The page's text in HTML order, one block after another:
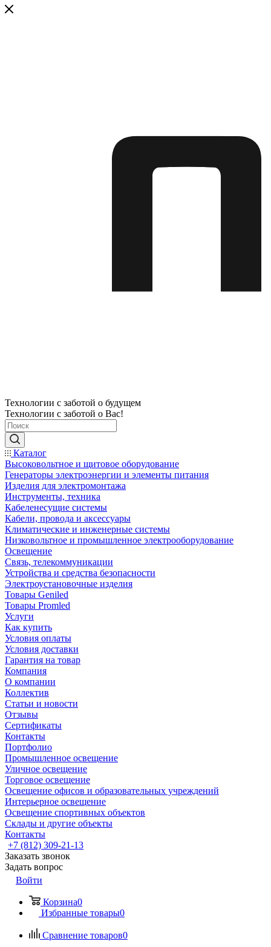
Технологии с заботой о будущем
Технологии с заботой о Вас!
Каталог
Высоковольтное и щитовое оборудование
Генераторы электроэнергии и элементы питания
Изделия для электромонтажа
Инструменты, техника
Кабеленесущие системы
Кабели, провода и аксессуары
Климатические и инженерные системы
Низковольтное и промышленное электрооборудование
Освещение
Связь, телекоммуникации
Устройства и средства безопасности
Электроустановочные изделия
Товары Geniled
Товары Promled
Услуги
Как купить
Условия оплаты
Условия доставки
Гарантия на товар
Компания
О компании
Коллектив
Статьи и новости
Отзывы
Сертификаты
Контакты
Портфолио
Промышленное освещение
Уличное освещение
Торговое освещение
Освещение офисов и образовательных учреждений
Интерьерное освещение
Освещение спортивных объектов
Склады и другие объекты
Контакты
+7 (812) 309-21-13
Заказать звонок
Задать вопрос
Войти
Корзина0
Избранные товары0
Сравнение товаров0